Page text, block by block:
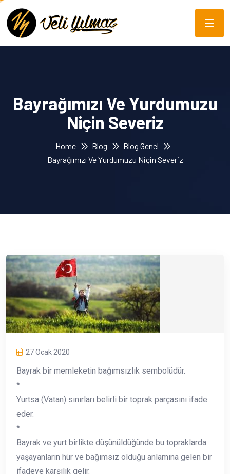
Bayrağımızı Ve Yurdumuzu
Niçin Severiz
Home Blog
Blog Genel
Bayrağımızı Ve Yurdumuzu Niçin Severiz
27 Ocak 2020
Bayrak bir memleketin bağımsızlık sembolüdür.
*
Yurtsa (Vatan) sınırları belirli bir toprak parçasını ifade
eder.
*
Bayrak ve yurt birlikte düşünüldüğünde bu topraklarda
yaşayanların hür ve bağımsız olduğu anlamına gelen bir
ifadeye karşılık gelir.